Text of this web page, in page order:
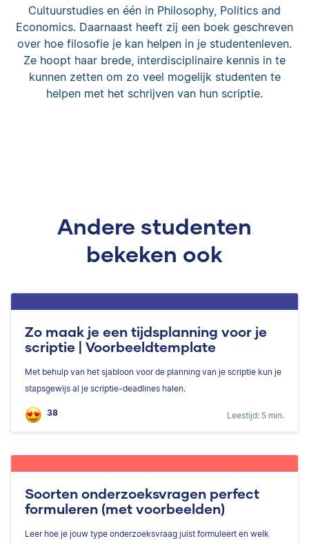
Cultuurstudies en één in Philosophy, Politics and
Economics. Daarnaast heeft zij een boek geschreven
over hoe filosofie je kan helpen in je studentenleven.
Ze hoopt haar brede, interdisciplinaire kennis in te
kunnen zetten om zo veel mogelijk studenten te
helpen met het schrijven van hun scriptie.
Andere studenten
bekeken ook
Zo maak je een tijdsplanning voor je
scriptie | Voorbeeldtemplate
Met behulp van het sjabloon voor de planning van je scriptie kun je
stapsgewijs al je scriptie-deadlines halen.
38 Leestijd: 5 min.
Soorten onderzoeksvragen perfect
formuleren (met voorbeelden)
Leer hoe je jouw type onderzoeksvraag juist formuleert en welk